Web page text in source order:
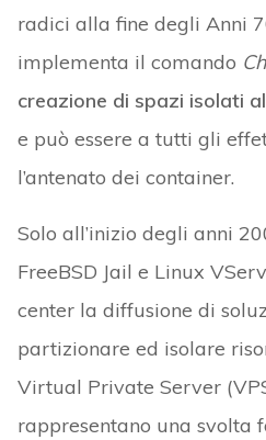
radici alla fine degli Anni
implementa il comando
creazione di spazi isolati
e può essere a tutti gli
l’antenato dei container.
Solo all’inizio degli anni
FreeBSD Jail e Linux
center la diffusione di
partizionare ed isolare
Virtual Private Server
rappresentano una svolta